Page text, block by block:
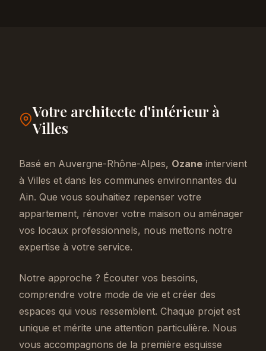
Votre architecte d'intérieur à
Villes
Basé en Auvergne-Rhône-Alpes, Ozane intervient
à Villes et dans les communes environnantes du
Ain. Que vous souhaitiez repenser votre
appartement, rénover votre maison ou aménager
vos locaux professionnels, nous mettons notre
expertise à votre service.
Notre approche ? Écouter vos besoins,
comprendre votre mode de vie et créer des
espaces qui vous ressemblent. Chaque projet est
unique et mérite une attention particulière. Nous
vous accompagnons de la première esquisse